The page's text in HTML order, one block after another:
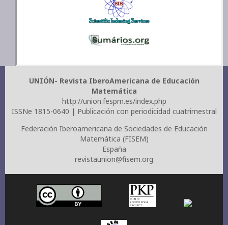
UNIÓN- Revista IberoAmericana de Educación
Matemática
http://union.fespm.es/index.php
ISSNe 1815-0640 | Publicación con periodicidad cuatrimestral
Federación Iberoamericana de Sociedades de Educación
Matemática (FISEM)
España
revistaunion@fisem.org